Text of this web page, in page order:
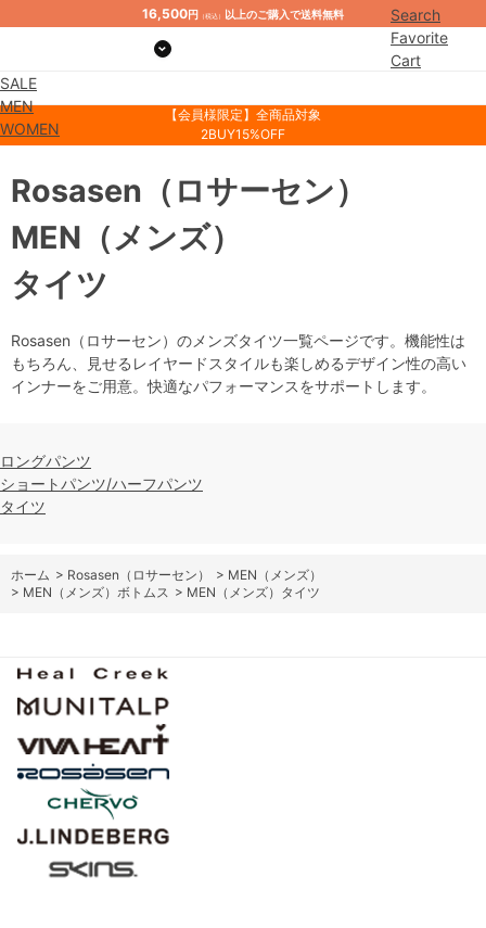
16,500円 （税込） 以上のご購入で送料無料
Search
Favorite
Cart
SALE
MEN
WOMEN
【会員様限定】全商品対象
2BUY15%OFF
タイツ
Rosasen （ロサーセン）
MEN （メンズ）
Rosasen（ロサーセン）のメンズタイツ一覧ページです。機能性は
もちろん、見せるレイヤードスタイルも楽しめるデザイン性の高い
インナーをご用意。快適なパフォーマンスをサポートします。
ロングパンツ
ショートパンツ/ハーフパンツ
タイツ
ホーム > Rosasen（ロサーセン） > MEN（メンズ）
> MEN（メンズ）ボトムス > MEN（メンズ）タイツ